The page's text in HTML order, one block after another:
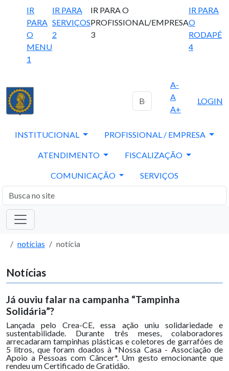
IR
PARA
O
MENU
1
IR PARA
SERVIÇOS
2
IR PARA O
PROFISSIONAL/EMPRESA
3
IR PARA
O
RODAPÉ
4
A-
A
A+
LOGIN
INSTITUCIONAL PROFISSIONAL / EMPRESA
ATENDIMENTO FISCALIZAÇÃO
COMUNICAÇÃO SERVIÇOS
notícias notícia
Notícias
Já ouviu falar na campanha “Tampinha
Solidária”?
Lançada pelo Crea-CE, essa ação uniu solidariedade e
sustentabilidade. Durante três meses, colaboradores
arrecadaram tampinhas plásticas e coletores de garrafões de
5 litros, que foram doados à *Nossa Casa - Associação de
Apoio a Pessoas com Câncer*. Um gesto emocionante que
rendeu um Certificado de Gratidão.